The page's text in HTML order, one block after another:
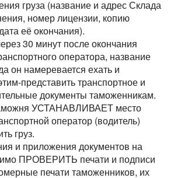
груза (название и адрес Склада
номер лицензии, копию
её окончания).
30 минут после окончания
оператора, название
он намеревается ехать и
представить транспортное и
документы таможенникам.
УСТАНАВЛИВАЕТ место
оператор (водитель)
груз.
и приложения документов на
ПРОВЕРИТЬ печати и подписи
печати таможенников, их